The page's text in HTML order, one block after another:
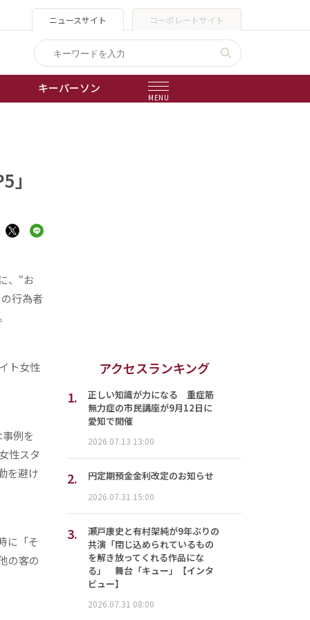
ニュースサイト コーポレートサイト
キーパーソン
MENU
、“お
行為者
ト女性
例を
性スタ
を避け
に「そ
の客の
アクセスランキング
1.
正しい知識が力になる 重症筋
無力症の市民講座が9月12日に
愛知で開催
2026.07.13 13:00
2. 円定期預金金利改定のお知らせ
2026.07.31 15:00
3.
瀬戸康史と有村架純が9年ぶりの
共演「閉じ込められているもの
を解き放ってくれる作品にな
る」 舞台「キュー」【インタ
ビュー】
2026.07.31 08:00